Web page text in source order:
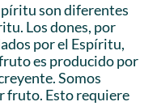
son diferentes
Los dones, por
por el Espíritu,
es producido por
Somos
fruto. Esto requiere